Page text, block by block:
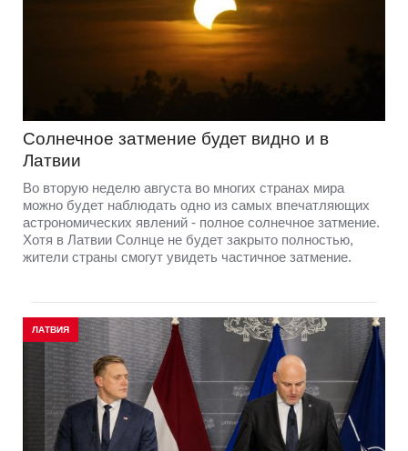
Солнечное затмение будет видно и в
Латвии
Во вторую неделю августа во многих странах мира
можно будет наблюдать одно из самых впечатляющих
астрономических явлений - полное солнечное затмение.
Хотя в Латвии Солнце не будет закрыто полностью,
жители страны смогут увидеть частичное затмение.
ЛАТВИЯ